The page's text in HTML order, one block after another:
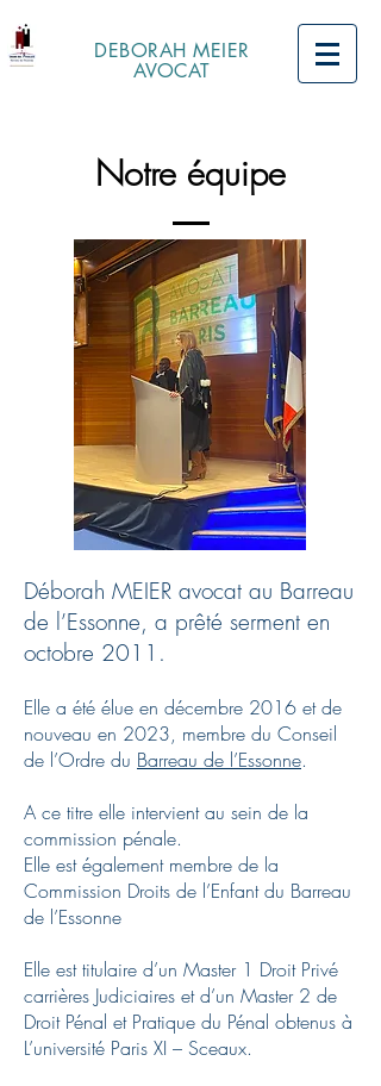
DEBORAH MEIER
AVOCAT
Notre équipe
Déborah MEIER avocat au Barreau
de l’Essonne, a prêté serment en
octobre 2011.
Elle a été élue en décembre 2016 et de
nouveau en 2023, membre du Conseil
de l’Ordre du Barreau de l’Essonne.
A ce titre elle intervient au sein de la
commission pénale.
Elle est également membre de la
Commission Droits de l’Enfant du Barreau
de l’Essonne
Elle est titulaire d’un Master 1 Droit Privé
carrières Judiciaires et d’un Master 2 de
Droit Pénal et Pratique du Pénal obtenus à
L’université Paris XI – Sceaux.